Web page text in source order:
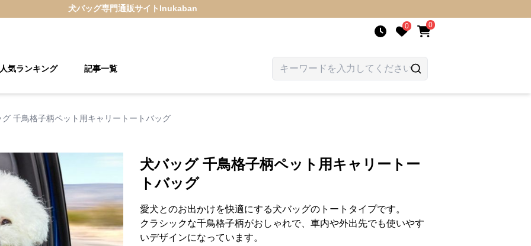
犬バッグ専門通販サイト Inukaban
0 0
人気ランキング 記事一覧
グ 千鳥格子柄ペット用キャリートートバッグ
犬バッグ 千鳥格子柄ペット用キャリートー
トバッグ
愛犬とのお出かけを快適にする犬バッグのトートタイプです。
クラシックな千鳥格子柄がおしゃれで、車内や外出先でも使いやす
いデザインになっています。